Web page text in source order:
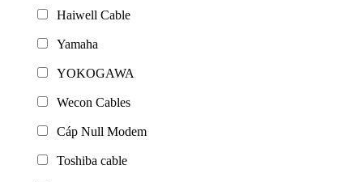
Haiwell Cable
Yamaha
YOKOGAWA
Wecon Cables
Cáp Null Modem
Toshiba cable